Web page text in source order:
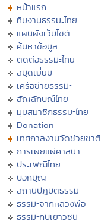
หน้าแรก
ทีมงานธรรมะไทย
แผนผังเว็บไซต์
ค้นหาข้อมูล
ติดต่อธรรมะไทย
สมุดเยี่ยม
เครือข่ายธรรมะ
สัญลักษณ์ไทย
มุมสมาชิกธรรมะไทย
Donation
เทศกาลงานวัดช่วยชาติ
การเผยแผ่ศาสนา
ประเพณีไทย
บอกบุญ
สถานปฏิบัติธรรม
ธรรมะจากหลวงพ่อ
ธรรมะกับเยาวชน